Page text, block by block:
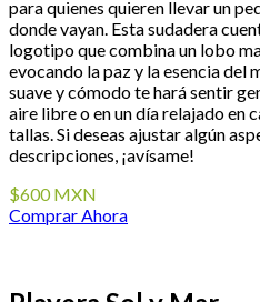
para quienes quieren llevar un
donde vayan. Esta sudadera
logotipo que combina un lobo
evocando la paz y la esencia del
suave y cómodo te hará sentir
aire libre o en un día relajado en
tallas. Si deseas ajustar algún
descripciones, ¡avísame!
$600 MXN
Comprar Ahora